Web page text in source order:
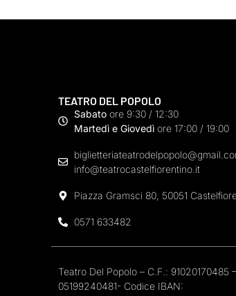
TEATRO DEL POPOLO
Sabato ore 9:30 / 12:30
Martedì e Giovedì ore 17:00 / 19:00
info@teatrocastelfiorentino.it
Piazza Gramsci 80, 50051
0571 633482
Teatro Del Popolo – C.F.: 91020170485
05199240481- Codice IBAN: